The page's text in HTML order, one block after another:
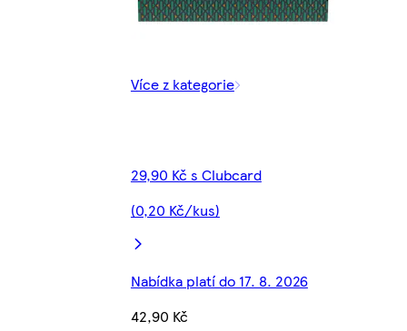
Více z kategorie
29,90 Kč s Clubcard
(0,20 Kč/kus)
Nabídka platí do 17. 8. 2026
42,90 Kč